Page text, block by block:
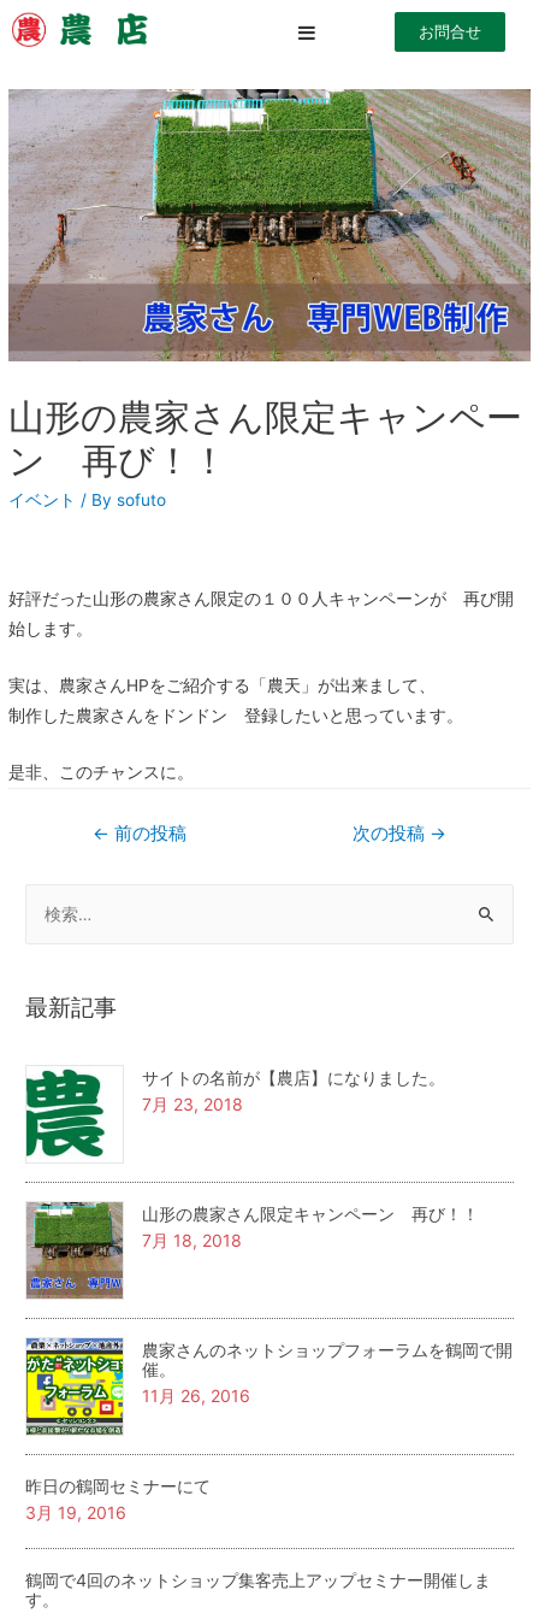
お問合せ
山形の農家さん限定キャンペー
ン 再び！！
イベント / Bysofuto
好評だった山形の農家さん限定の１００人キャンペーンが 再び開
始します。
実は、農家さんHPをご紹介する「農天」が出来まして、
制作した農家さんをドンドン 登録したいと思っています。
是非、このチャンスに。
← 前の投稿 次の投稿 →
最新記事
サイトの名前が【農店】になりました。
7月 23, 2018
山形の農家さん限定キャンペーン 再び！！
7月 18, 2018
農家さんのネットショップフォーラムを鶴岡で開
催。
11月 26, 2016
昨日の鶴岡セミナーにて
3月 19, 2016
鶴岡で4回のネットショップ集客売上アップセミナー開催しま
す。